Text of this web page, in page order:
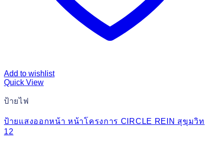
Add to wishlist
Quick View
ป้ายไฟ
ป้ายแสงออกหน้า หน้าโครงการ CIRCLE REIN สุขุมวิท
12